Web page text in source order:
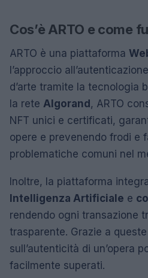
Cos’è ARTO e come
ARTO è una piattaforma
l’approccio
d’arte tramite la tecnologia
la rete Algorand , ARTO
NFT unici e certificati,
opere e prevenendo frodi e
problematiche comuni nel
Inoltre, la piattaforma
Intelligenza Artificiale e
rendendo ogni transazione
trasparente. Grazie a
sull’autenticità di un’opera
facilmente superati.